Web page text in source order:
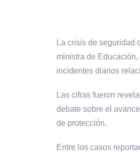
La crisis de seguridad
ministra de
incidentes diarios
Las cifras fueron
debate sobre el
de protección.
Entre los casos